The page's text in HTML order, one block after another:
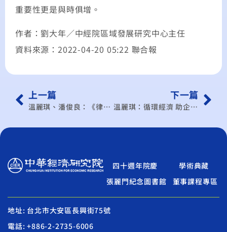
重要性更是與時俱增。
作者：劉大年／中經院區域發展研究中心主任
資料來源：2022-04-20 05:22 聯合報
上一篇
溫麗琪、潘俊良：《律經之聲》企業未來生存關鍵！ 你應該認識的永續分類法
下一篇
溫麗琪：循環經濟 助企業淨零碳排
四十週年院慶
學術典藏
張麗門紀念圖書館
董事課程專區
地址: 台北市大安區長興街75號
電話: +886-2-2735-6006